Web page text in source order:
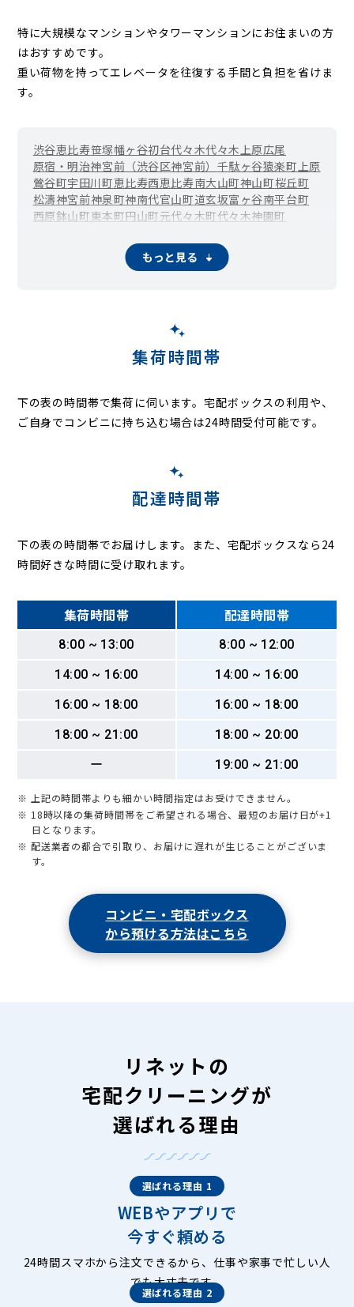
特に大規模なマンションやタワーマンションにお住まいの方
はおすすめです。
重い荷物を持ってエレベータを往復する手間と負担を省けま
す。
渋谷恵比寿笹塚幡ヶ谷初台代々木代々木上原広尾
原宿・明治神宮前（渋谷区神宮前） 千駄ヶ谷猿楽町上原
鶯谷町宇田川町恵比寿西恵比寿南大山町神山町桜丘町
松濤神宮前神泉町神南代官山町道玄坂富ヶ谷南平台町
西原鉢山町東本町円山町元代々木町代々木神園町
もっと見る
集荷時間帯
下の表の時間帯で集荷に伺います。宅配ボックスの利用や、
ご自身でコンビニに持ち込む場合は24時間受付可能です。
配達時間帯
下の表の時間帯でお届けします。また、宅配ボックスなら24
時間好きな時間に受け取れます。
集荷時間帯 配達時間帯
8:00 ~ 13:00
8:00 ~ 12:00
14:00 ~ 16:00
14:00 ~ 16:00
16:00 ~ 18:00
16:00 ~ 18:00
18:00 ~ 21:00
18:00 ~ 20:00
ー
19:00 ~ 21:00
※ 上記の時間帯よりも細かい時間指定はお受けできません。
※ 18時以降の集荷時間帯をご希望される場合、最短のお届け日が+1
日となります。
※ 配送業者の都合で引取り、お届けに遅れが生じることがございま
す。
コンビニ・宅配ボックス
から預ける方法はこちら
リネットの
宅配クリーニングが
選ばれる理由
選ばれる理由 1
WEBやアプリで
今すぐ頼める
24時間スマホから注文できるから、仕事や家事で忙しい人
でも大丈夫です。
選ばれる理由 2